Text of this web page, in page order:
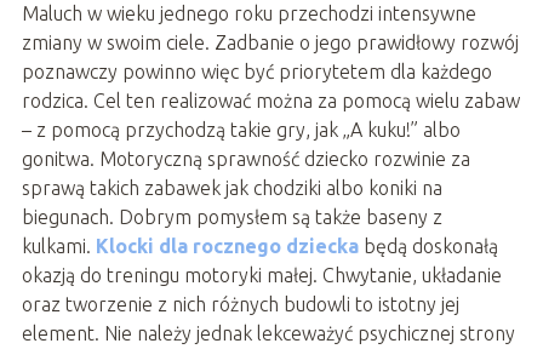
Maluch w wieku jednego roku przechodzi intensywne
zmiany w swoim ciele. Zadbanie o jego prawidłowy rozwój
poznawczy powinno więc być priorytetem dla każdego
rodzica. Cel ten realizować można za pomocą wielu zabaw
– z pomocą przychodzą takie gry, jak „A kuku!” albo
gonitwa. Motoryczną sprawność dziecko rozwinie za
sprawą takich zabawek jak chodziki albo koniki na
biegunach. Dobrym pomysłem są także baseny z
kulkami. Klocki dla rocznego dzieckabędą doskonałą
okazją do treningu motoryki małej. Chwytanie, układanie
oraz tworzenie z nich różnych budowli to istotny jej
element. Nie należy jednak lekceważyć psychicznej strony